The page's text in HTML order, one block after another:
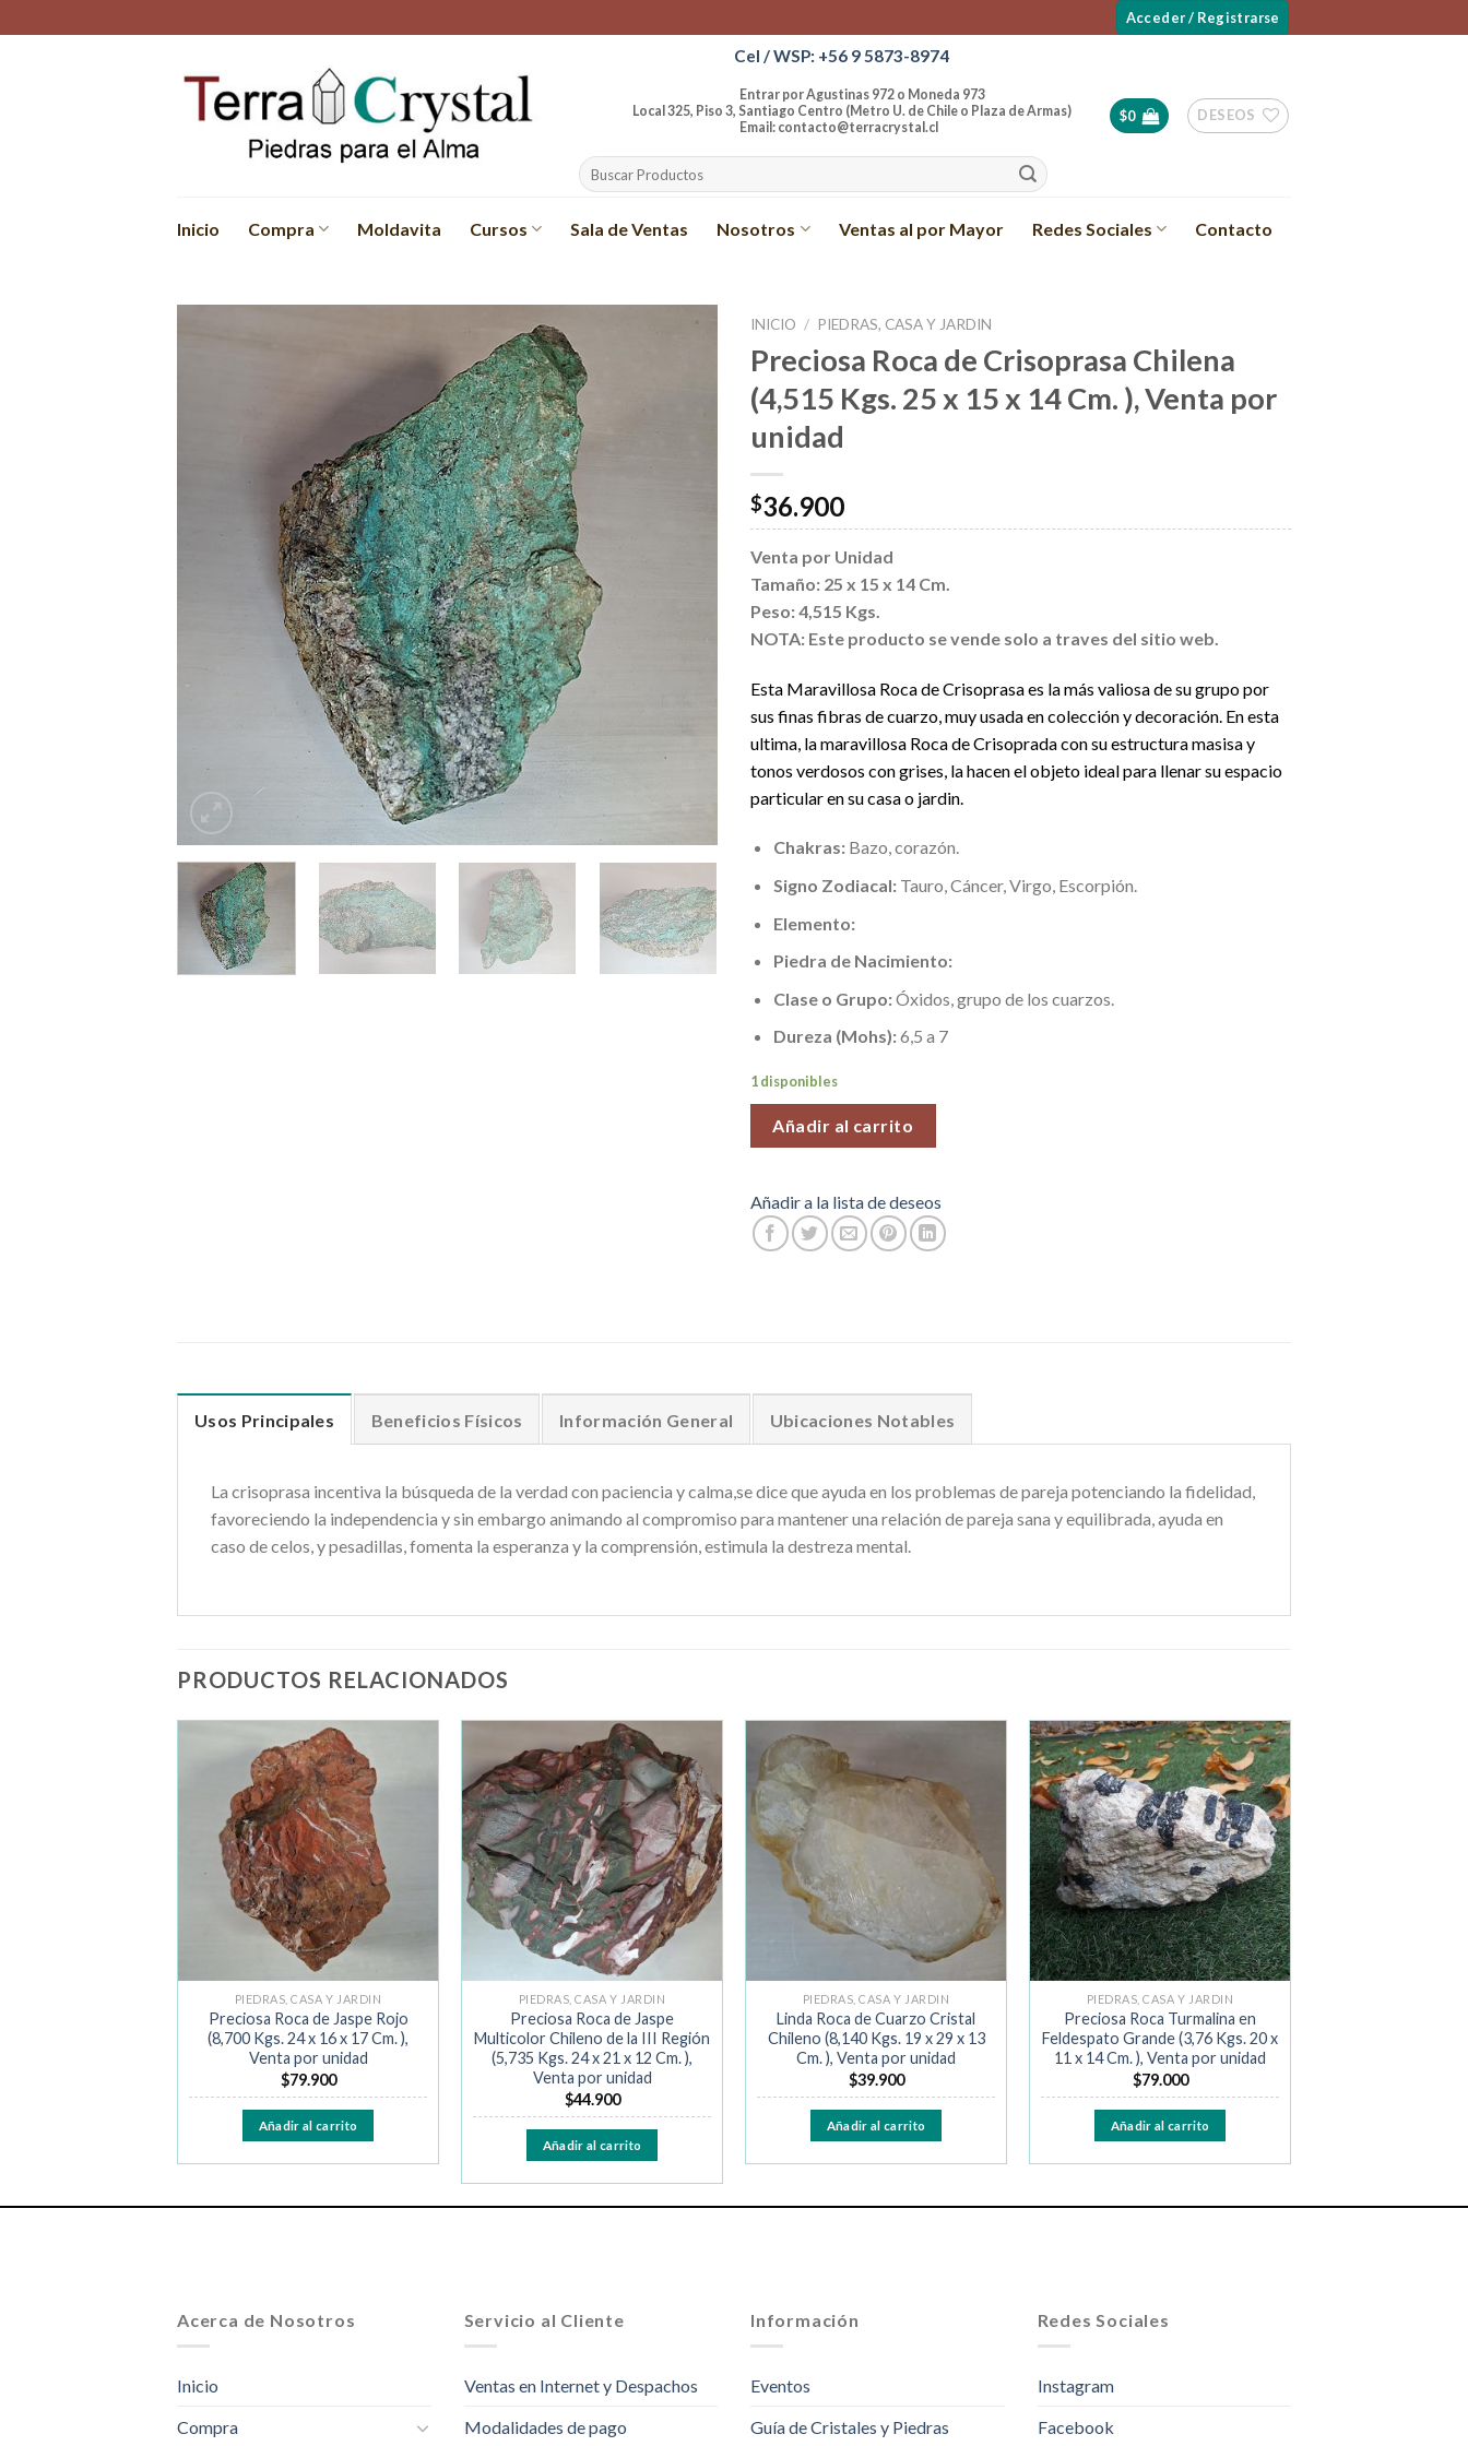
to
Acceder / Registrarse
Cel / WSP: +56 9 5873-8974
Entrar por Agustinas 972 o Moneda 973
Local 325, Piso 3, Santiago Centro (Metro U. de Chile o Plaza de Armas)
Email: contacto@terracrystal.cl
Buscar
por:
$0 DESEOS
Inicio Compra Moldavita Cursos Sala de Ventas Nosotros Ventas al por Mayor Redes Sociales Contacto
INICIO / PIEDRAS, CASA Y JARDIN
Preciosa Roca de Crisoprasa Chilena
(4,515 Kgs. 25 x 15 x 14 Cm. ), Venta por
unidad
$36.900
Venta por Unidad
Tamaño: 25 x 15 x 14 Cm.
Peso: 4,515 Kgs.
NOTA: Este producto se vende solo a traves del sitio web.
Esta Maravillosa Roca de Crisoprasa es la más valiosa de su grupo por
sus finas fibras de cuarzo, muy usada en colección y decoración. En esta
ultima, la maravillosa Roca de Crisoprada con su estructura masisa y
tonos verdosos con grises, la hacen el objeto ideal para llenar su espacio
particular en su casa o jardin.
Chakras: Bazo, corazón.
Signo Zodiacal: Tauro, Cáncer, Virgo, Escorpión.
Elemento:
Piedra de Nacimiento:
Clase o Grupo:Óxidos, grupo de los cuarzos.
Dureza (Mohs):6,5 a 7
1 disponibles
Añadir al carrito
Añadir a la lista de deseos
Usos Principales Beneficios Físicos Información General Ubicaciones Notables
La crisoprasa incentiva la búsqueda de la verdad con paciencia y calma,se dice que ayuda en los problemas de pareja potenciando la fidelidad,
favoreciendo la independencia y sin embargo animando al compromiso para mantener una relación de pareja sana y equilibrada, ayuda en
caso de celos, y pesadillas, fomenta la esperanza y la comprensión, estimula la destreza mental.
PRODUCTOS RELACIONADOS
PIEDRAS, CASA Y JARDIN
Preciosa Roca de Jaspe Rojo
(8,700 Kgs. 24 x 16 x 17 Cm. ),
Venta por unidad
$79.900
Añadir al carrito
Añadir
a la
lista de
deseos
PIEDRAS, CASA Y JARDIN
Preciosa Roca de Jaspe
Multicolor Chileno de la III Región
(5,735 Kgs. 24 x 21 x 12 Cm. ),
Venta por unidad
$44.900
Añadir al carrito
deseos
PIEDRAS, CASA Y JARDIN
Linda Roca de Cuarzo Cristal
Chileno (8,140 Kgs. 19 x 29 x 13
Cm. ), Venta por unidad
$39.900
Añadir al carrito
Añadir
a la
lista de
deseos
PIEDRAS, CASA Y JARDIN
Preciosa Roca Turmalina en
Feldespato Grande (3,76 Kgs. 20 x
11 x 14 Cm. ), Venta por unidad
$79.000
Añadir al carrito
Acerca de Nosotros
Inicio
Compra
Servicio al Cliente
Ventas en Internet y Despachos
Modalidades de pago
Información
Eventos
Guía de Cristales y Piedras
Redes Sociales
Instagram
Facebook